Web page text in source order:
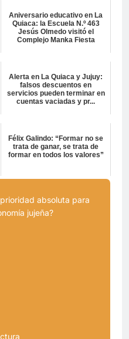
Aniversario educativo en La
Quiaca: la Escuela N.º 463
Jesús Olmedo visitó el
Complejo Manka Fiesta
Alerta en La Quiaca y Jujuy:
falsos descuentos en
servicios pueden terminar en
cuentas vaciadas y pr...
Félix Galindo: “Formar no se
trata de ganar, se trata de
formar en todos los valores”
absoluta para
jujeña?